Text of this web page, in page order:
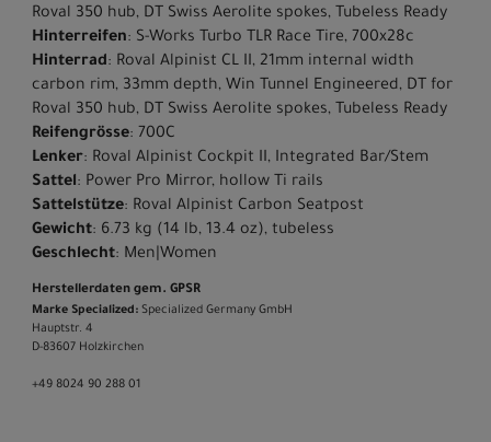
Roval 350 hub, DT Swiss Aerolite spokes, Tubeless Ready
Hinterreifen: S-Works Turbo TLR Race Tire, 700x28c
Hinterrad: Roval Alpinist CL II, 21mm internal width
carbon rim, 33mm depth, Win Tunnel Engineered, DT for
Roval 350 hub, DT Swiss Aerolite spokes, Tubeless Ready
Reifengrösse: 700C
Lenker: Roval Alpinist Cockpit II, Integrated Bar/Stem
Sattel: Power Pro Mirror, hollow Ti rails
Sattelstütze: Roval Alpinist Carbon Seatpost
Gewicht: 6.73 kg (14 lb, 13.4 oz), tubeless
Geschlecht: Men|Women
Herstellerdaten gem. GPSR
Marke Specialized: Specialized Germany GmbH
Hauptstr. 4
D-83607 Holzkirchen
+49 8024 90 288 01